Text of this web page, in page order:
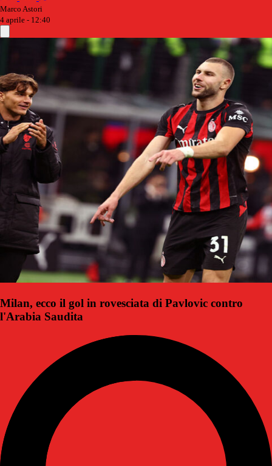
Marco Astori
4 aprile - 12:40
Milan, ecco il gol in rovesciata di Pavlovic contro
l'Arabia Saudita